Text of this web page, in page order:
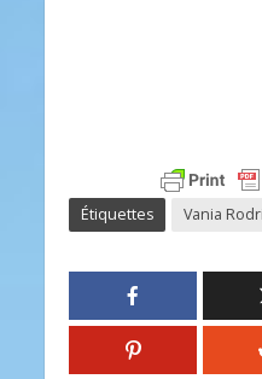
Étiquettes Vania